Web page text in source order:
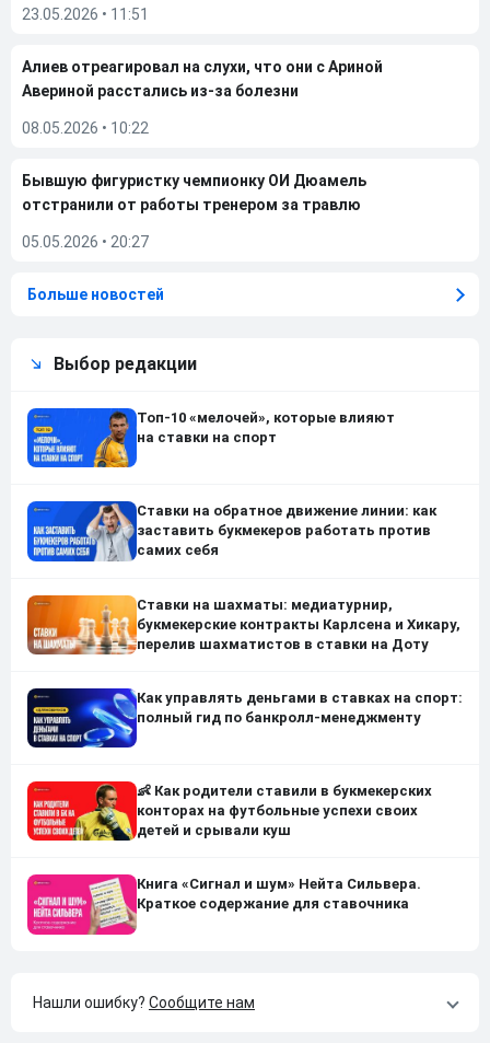
23.05.2026 • 11:51
Алиев отреагировал на слухи, что они с Ариной
Авериной расстались из-за болезни
08.05.2026 • 10:22
Бывшую фигуристку чемпионку ОИ Дюамель
отстранили от работы тренером за травлю
05.05.2026 • 20:27
Больше новостей
Выбор редакции
Топ-10 «мелочей», которые влияют
на ставки на спорт
Ставки на обратное движение линии: как
заставить букмекеров работать против
самих себя
Ставки на шахматы: медиатурнир,
букмекерские контракты Карлсена и Хикару,
перелив шахматистов в ставки на Доту
Как управлять деньгами в ставках на спорт:
полный гид по банкролл-менеджменту
👶 Как родители ставили в букмекерских
конторах на футбольные успехи своих
детей и срывали куш
Книга «Сигнал и шум» Нейта Сильвера.
Краткое содержание для ставочника
Нашли ошибку? Сообщите нам